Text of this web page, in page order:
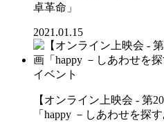
卓革命」
2021.01.15
イベント
【オンライン上映会 - 第
「happy －しあわせを探